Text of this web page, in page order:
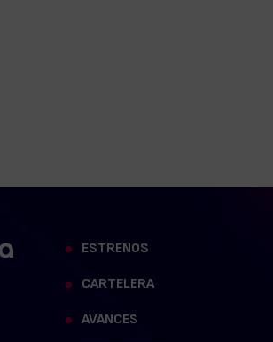
ESTRENOS
CARTELERA
AVANCES